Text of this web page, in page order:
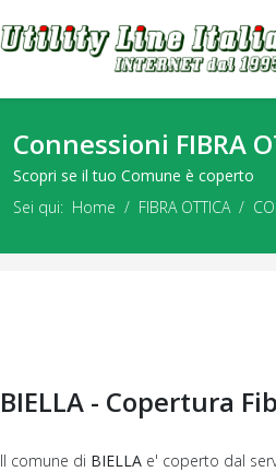
Connessioni FIBRA
Scopri se il tuo Comune è coperto
Sei qui: Home FIBRA OTTICA
BIELLA - Copertura
Il comune di BIELLA e' coperto dal